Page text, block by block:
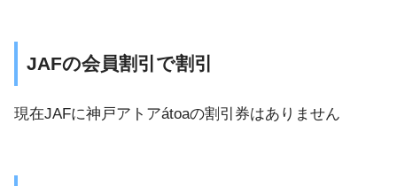
JAFの会員割引で割引
現在JAFに神戸アトアátoaの割引券はありません